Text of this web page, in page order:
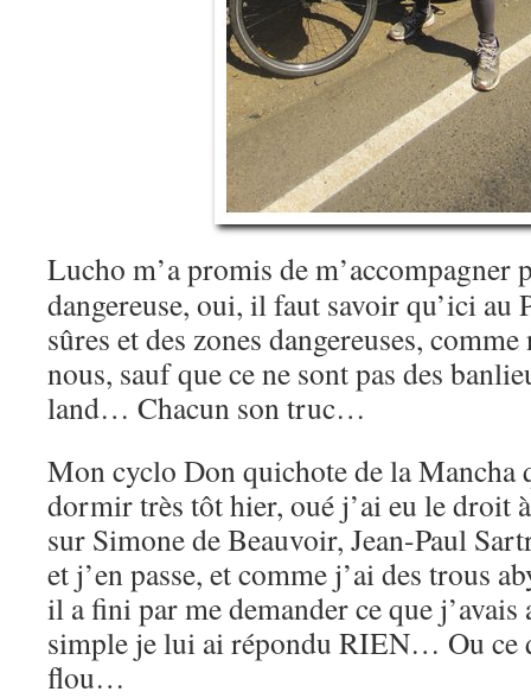
Lucho m’a promis de m’accompagner
dangereuse, oui, il faut savoir qu’ici au
sûres et des zones dangereuses,
nous, sauf que ce ne sont pas des
land… Chacun son truc…
Mon cyclo Don quichote de la Mancha
dormir très tôt hier, oué j’ai eu le droit
sur Simone de Beauvoir, Jean-Paul
et j’en passe, et comme j’ai des trous
il a fini par me demander ce que j’avais
simple je lui ai répondu RIEN… Ou ce
flou…